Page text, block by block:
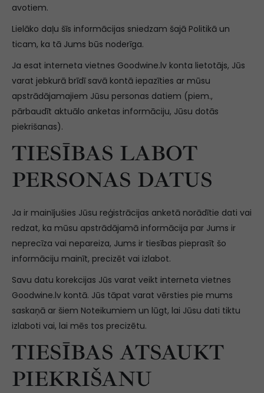
avotiem.
Lielāko daļu šīs informācijas sniedzam šajā Politikā un
ticam, ka tā Jums būs noderīga.
Ja esat interneta vietnes Goodwine.lv konta lietotājs, Jūs
varat jebkurā brīdī savā kontā iepazīties ar mūsu
apstrādājamajiem Jūsu personas datiem (piem.,
pārbaudīt aktuālo anketas informāciju, Jūsu dotās
piekrišanas).
TIESĪBAS LABOT
PERSONAS DATUS
Ja ir mainījušies Jūsu reģistrācijas anketā norādītie dati vai
redzat, ka mūsu apstrādājamā informācija par Jums ir
neprecīza vai nepareiza, Jums ir tiesības pieprasīt šo
informāciju mainīt, precizēt vai izlabot.
Savu datu korekcijas Jūs varat veikt interneta vietnes
Goodwine.lv kontā. Jūs tāpat varat vērsties pie mums
saskaņā ar šiem Noteikumiem un lūgt, lai Jūsu dati tiktu
izlaboti vai, lai mēs tos precizētu.
TIESĪBAS ATSAUKT
PIEKRIŠANU